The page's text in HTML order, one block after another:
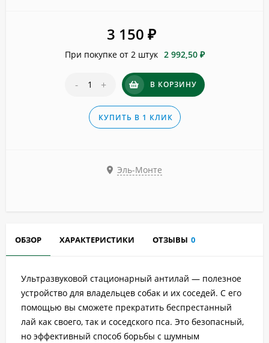
3 150 ₽
При покупке от 2 штук 2 992,50 ₽
- + В КОРЗИНУ
КУПИТЬ В 1 КЛИК
Эль-Монте
ОБЗОР ХАРАКТЕРИСТИКИ ОТЗЫВЫ 0
Ультразвуковой стационарный антилай — полезное
устройство для владельцев собак и их соседей. С его
помощью вы сможете прекратить беспрестанный
лай как своего, так и соседского пса. Это безопасный,
но эффективный способ борьбы с шумным